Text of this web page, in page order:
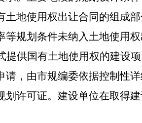
土地使用权出让合同的组成
等规划条件未纳入土地使用
提供国有土地使用权的建设
请，由市规编委依据控制性
划许可证。建设单位在取得